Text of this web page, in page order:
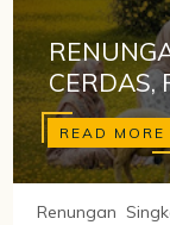
CERDAS,
READ MORE
Renungan